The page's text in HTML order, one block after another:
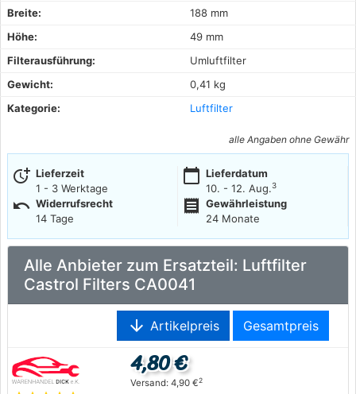
Breite:
188 mm
Höhe:
49 mm
Filterausführung:
Umluftfilter
Gewicht:
0,41 kg
Kategorie:
Luftfilter
alle Angaben ohne Gewähr
more_time Lieferzeit
1 - 3 Werktage
calendar_today Lieferdatum
10. - 12. Aug.3
undo Widerrufsrecht
14 Tage
receipt
Gewährleistung
24 Monate
Alle Anbieter zum Ersatzteil: Luftfilter
Castrol Filters CA0041
arrow_downward Artikelpreis Gesamtpreis
4,80 €
Versand: 4,90 €2